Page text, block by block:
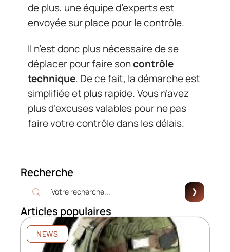
de plus, une équipe d’experts est
envoyée sur place pour le contrôle.
Il n’est donc plus nécessaire de se
déplacer pour faire soncontrôle
technique. De ce fait, la démarche est
simplifiée et plus rapide. Vous n’avez
plus d’excuses valables pour ne pas
faire votre contrôle dans les délais.
Recherche
Articles populaires
NEWS